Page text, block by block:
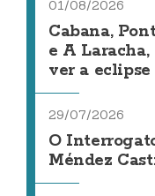
01/08/2026
Cabana,
e A
ver a
29/07/2026
O
Méndez